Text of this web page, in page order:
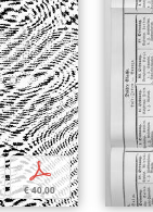
p
€ 40,00